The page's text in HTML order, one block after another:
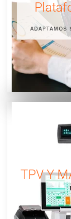
ADAPTAMOS
TPV Y